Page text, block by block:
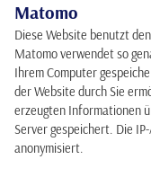
Matomo
Diese Website benutzt
Matomo verwendet so
Ihrem Computer
der Website durch Sie
erzeugten Informationen
Server gespeichert. Die
anonymisiert.